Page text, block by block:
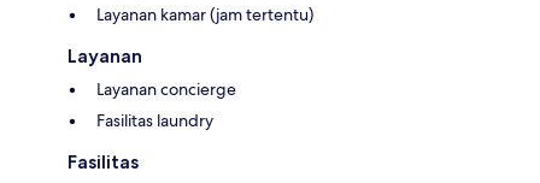
Layanan kamar (jam tertentu)
Layanan
Layanan concierge
Fasilitas laundry
Fasilitas